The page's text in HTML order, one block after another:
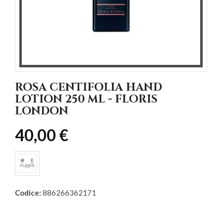
ROSA CENTIFOLIA HAND
LOTION 250 ML - FLORIS
LONDON
40,00 €
Codice: 886266362171